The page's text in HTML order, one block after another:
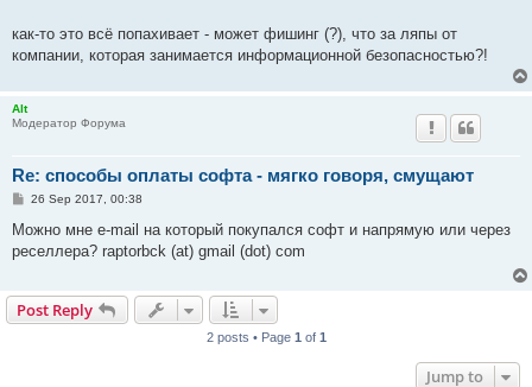
как-то это всё попахивает - может фишинг (?), что за ляпы от
компании, которая занимается информационной безопасностью?!
Alt
Модератор Форума
Re: способы оплаты софта - мягко говоря, смущают
P
s
26 Sep 2017, 00:38
Можно мне e-mail на который покупался софт и напрямую или через
реселлера? raptorbck (at) gmail (dot) com
Post Reply
2 posts • Page 1 of 1
Jump to